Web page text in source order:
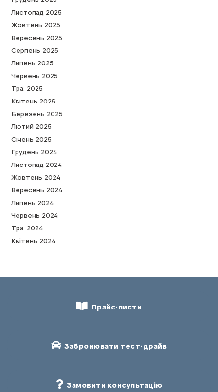
Листопад 2025
Жовтень 2025
Вересень 2025
Серпень 2025
Липень 2025
Червень 2025
Тра. 2025
Квітень 2025
Березень 2025
Лютий 2025
Cічень 2025
Грудень 2024
Листопад 2024
Жовтень 2024
Вересень 2024
Липень 2024
Червень 2024
Тра. 2024
Квітень 2024
Прайс-листи
Забронювати тест-драйв
Замовити консультацію